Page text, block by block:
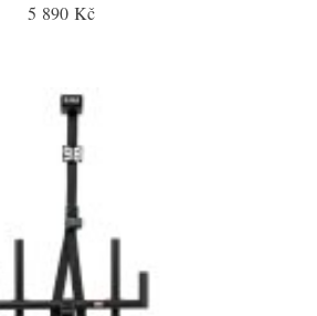
5 890 Kč